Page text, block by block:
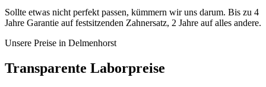
Sollte etwas nicht perfekt passen, kümmern wir uns darum. Bis zu 4
Jahre Garantie auf festsitzenden Zahnersatz, 2 Jahre auf alles andere.
Unsere Preise in Delmenhorst
Transparente Laborpreise